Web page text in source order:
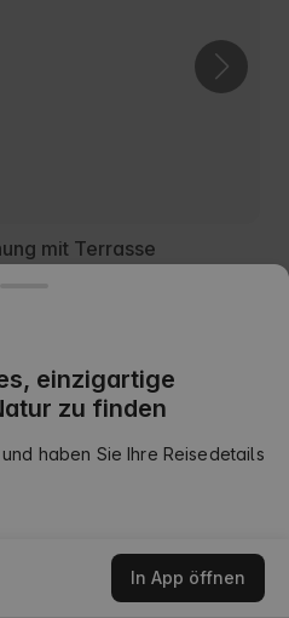
mit Terrasse
Nachrichten
einzigartige
zu finden
haben Sie Ihre Reisedetails
In App öffnen